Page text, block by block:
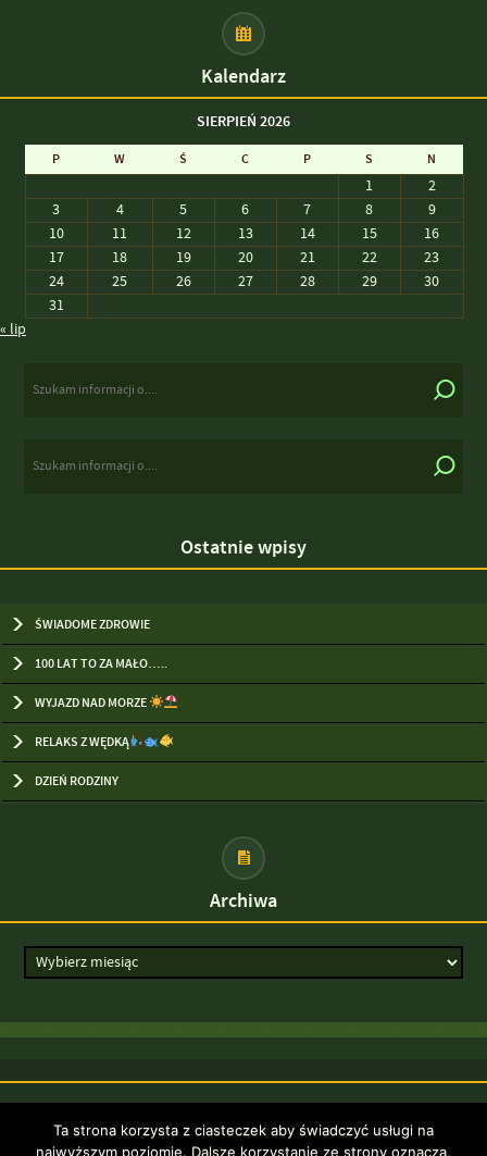
Kalendarz
SIERPIEŃ 2026
P W Ś C P S N
1
2
3
4 5 6 7 8
9
10
11 12 13 14 15
16
17
18 19 20 21 22
23
24
25 26 27 28 29
30
31
« lip
Ostatnie wpisy
ŚWIADOME ZDROWIE
100 LAT TO ZA MAŁO…..
WYJAZD NAD MORZE
RELAKS Z WĘDKĄ
DZIEŃ RODZINY
Archiwa
projektu
Ta strona korzysta z ciasteczek aby świadczyć usługi na
najwyższym poziomie. Dalsze korzystanie ze strony oznacza,